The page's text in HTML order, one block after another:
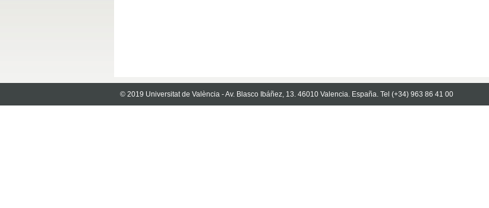
© 2019 Universitat de València - Av. Blasco Ibáñez, 13. 46010 Valencia. España. Tel (+34) 963 86 41 00